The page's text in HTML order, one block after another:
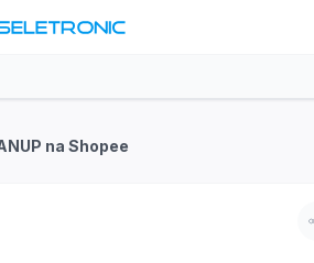
na Shopee